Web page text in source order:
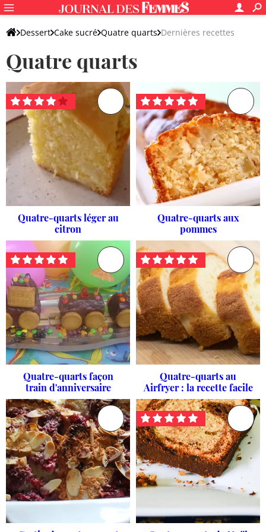
Dessert Cake sucré Quatre quarts Dernières recettes
Quatre quarts
Quatre-quarts léger au
citron
Quatre-quarts aux
pommes
Quatre-quarts façon
train d'anniversaire
Quatre-quarts au
Airfryer : la recette facile